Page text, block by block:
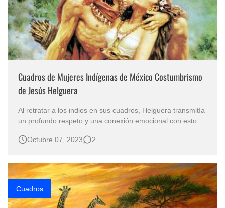
Cuadros de Mujeres Indígenas de México Costumbrismo
de Jesús Helguera
Al retratar a los indios en sus cuadros, Helguera transmitía
un profundo respeto y una conexión emocional con estos
cotidianas, ceremonias, danzas y festividades indígenas,
ancestral mexic…
Octubre 07, 2023 2
Cuadros